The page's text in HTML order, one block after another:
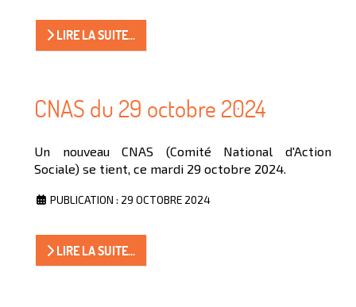
LIRE LA SUITE...
CNAS du 29 octobre 2024
Un nouveau CNAS (Comité National d'Action
Sociale) se tient, ce mardi 29 octobre 2024.
PUBLICATION : 29 OCTOBRE 2024
LIRE LA SUITE...